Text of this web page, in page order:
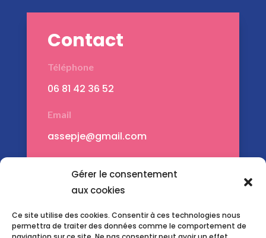
Gérer le consentement
aux cookies
Ce site utilise des cookies. Consentir à ces technologies nous
permettra de traiter des données comme le comportement de
Contact
Téléphone
06 81 42 36 52
Email
assepje@gmail.com
Montauban – 82000